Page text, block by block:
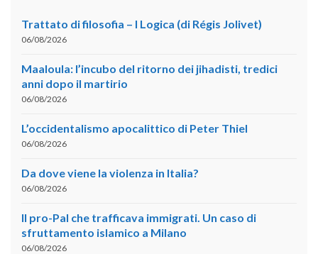
Trattato di filosofia – I Logica (di Régis Jolivet)
06/08/2026
Maaloula: l’incubo del ritorno dei jihadisti, tredici
anni dopo il martirio
06/08/2026
L’occidentalismo apocalittico di Peter Thiel
06/08/2026
Da dove viene la violenza in Italia?
06/08/2026
Il pro-Pal che trafficava immigrati. Un caso di
sfruttamento islamico a Milano
06/08/2026